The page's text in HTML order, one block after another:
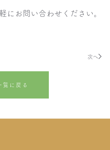
にお問い合わせください。
次へ
覧に戻る